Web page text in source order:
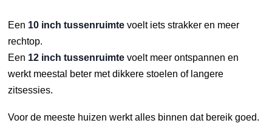
Een 10 inch tussenruimte voelt iets strakker en meer
rechtop.
Een 12 inch tussenruimte voelt meer ontspannen en
werkt meestal beter met dikkere stoelen of langere
zitsessies.
Voor de meeste huizen werkt alles binnen dat bereik goed.